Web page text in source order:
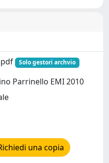
Solo gestori archvio
Parrinello EMI 2010
una copia